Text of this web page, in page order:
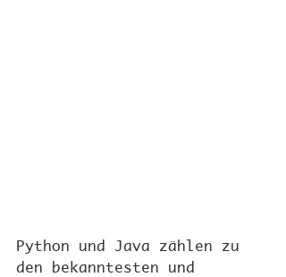
Python und Java zählen zu
den bekanntesten und